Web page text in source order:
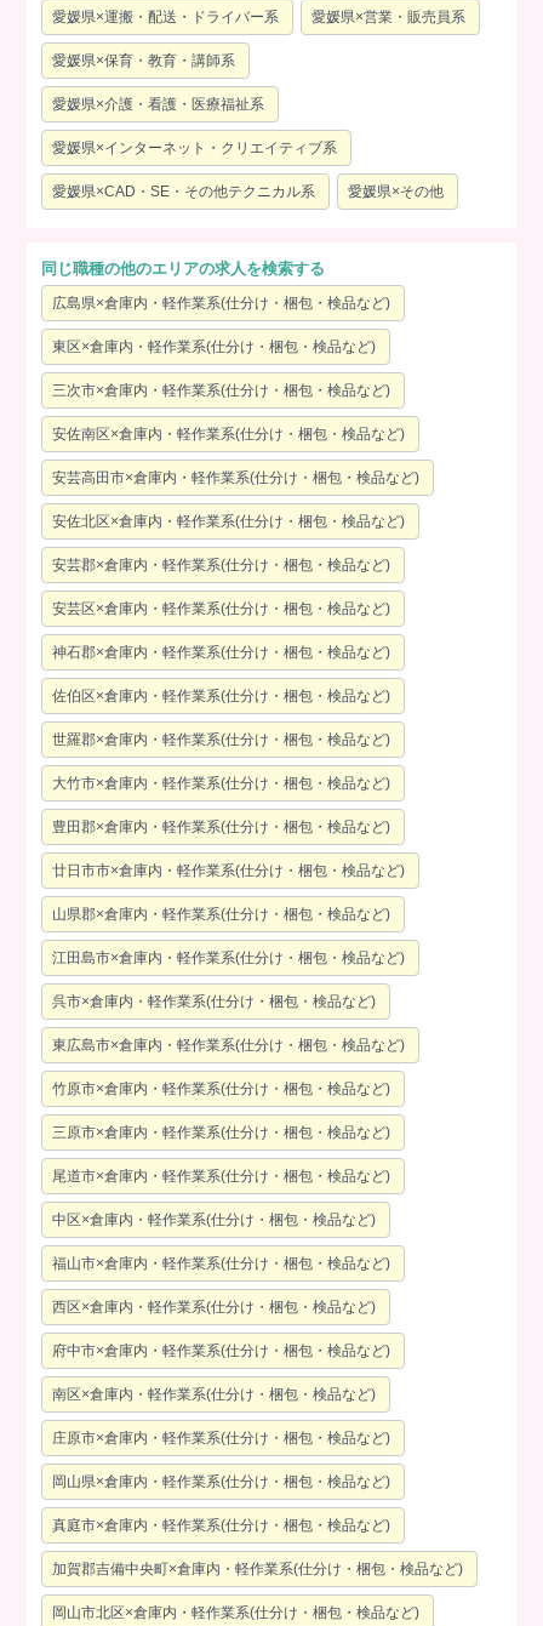
愛媛県×運搬・配送・ドライバー系 愛媛県×営業・販売員系
愛媛県×保育・教育・講師系
愛媛県×介護・看護・医療福祉系
愛媛県×インターネット・クリエイティブ系
愛媛県×CAD・SE・その他テクニカル系 愛媛県×その他
同じ職種の他のエリアの求人を検索する
広島県×倉庫内・軽作業系(仕分け・梱包・検品など)
東区×倉庫内・軽作業系(仕分け・梱包・検品など)
三次市×倉庫内・軽作業系(仕分け・梱包・検品など)
安佐南区×倉庫内・軽作業系(仕分け・梱包・検品など)
安芸高田市×倉庫内・軽作業系(仕分け・梱包・検品など)
安佐北区×倉庫内・軽作業系(仕分け・梱包・検品など)
安芸郡×倉庫内・軽作業系(仕分け・梱包・検品など)
安芸区×倉庫内・軽作業系(仕分け・梱包・検品など)
神石郡×倉庫内・軽作業系(仕分け・梱包・検品など)
佐伯区×倉庫内・軽作業系(仕分け・梱包・検品など)
世羅郡×倉庫内・軽作業系(仕分け・梱包・検品など)
大竹市×倉庫内・軽作業系(仕分け・梱包・検品など)
豊田郡×倉庫内・軽作業系(仕分け・梱包・検品など)
廿日市市×倉庫内・軽作業系(仕分け・梱包・検品など)
山県郡×倉庫内・軽作業系(仕分け・梱包・検品など)
江田島市×倉庫内・軽作業系(仕分け・梱包・検品など)
呉市×倉庫内・軽作業系(仕分け・梱包・検品など)
東広島市×倉庫内・軽作業系(仕分け・梱包・検品など)
竹原市×倉庫内・軽作業系(仕分け・梱包・検品など)
三原市×倉庫内・軽作業系(仕分け・梱包・検品など)
尾道市×倉庫内・軽作業系(仕分け・梱包・検品など)
中区×倉庫内・軽作業系(仕分け・梱包・検品など)
福山市×倉庫内・軽作業系(仕分け・梱包・検品など)
西区×倉庫内・軽作業系(仕分け・梱包・検品など)
府中市×倉庫内・軽作業系(仕分け・梱包・検品など)
南区×倉庫内・軽作業系(仕分け・梱包・検品など)
庄原市×倉庫内・軽作業系(仕分け・梱包・検品など)
岡山県×倉庫内・軽作業系(仕分け・梱包・検品など)
真庭市×倉庫内・軽作業系(仕分け・梱包・検品など)
加賀郡吉備中央町×倉庫内・軽作業系(仕分け・梱包・検品など)
岡山市北区×倉庫内・軽作業系(仕分け・梱包・検品など)